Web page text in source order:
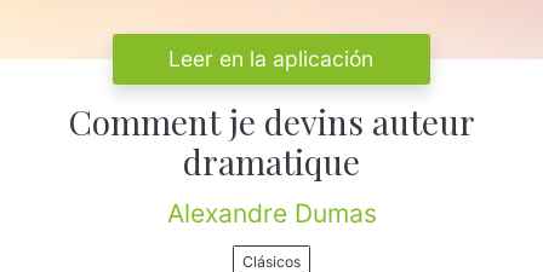
Leer en la aplicación
Comment je devins auteur
dramatique
Alexandre Dumas
Clásicos